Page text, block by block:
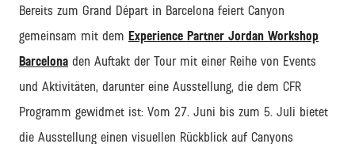
Bereits zum Grand Départ in Barcelona feiert Canyon
gemeinsam mit dem Experience Partner Jordan Workshop
Barcelona den Auftakt der Tour mit einer Reihe von Events
und Aktivitäten, darunter eine Ausstellung, die dem CFR
Programm gewidmet ist: Vom 27. Juni bis zum 5. Juli bietet
die Ausstellung einen visuellen Rückblick auf Canyons